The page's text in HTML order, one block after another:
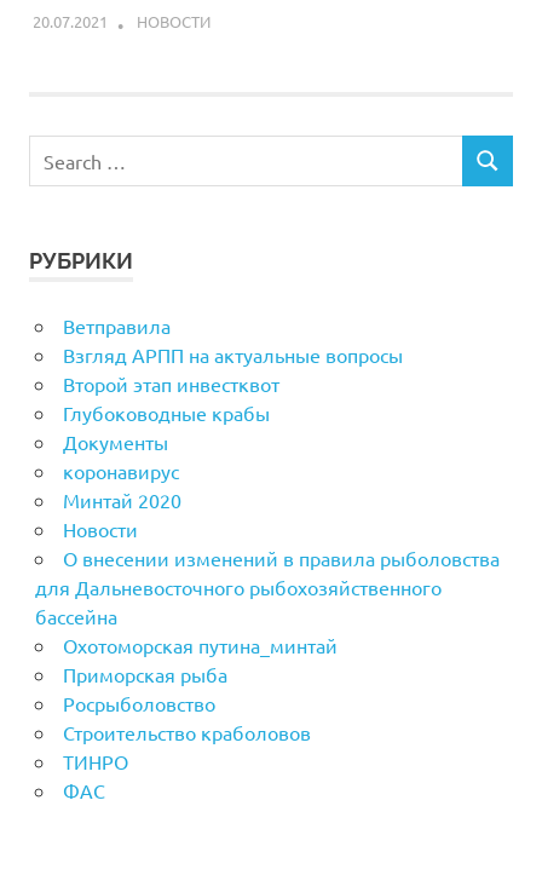
20.07.2021 ARPP
НОВОСТИ
РУБРИКИ
Ветправила
Взгляд АРПП на актуальные вопросы
Второй этап инвестквот
Глубоководные крабы
Документы
коронавирус
Минтай 2020
Новости
О внесении изменений в правила рыболовства
для Дальневосточного рыбохозяйственного
бассейна
Охотоморская путина_минтай
Приморская рыба
Росрыболовство
Строительство краболовов
ТИНРО
ФАС